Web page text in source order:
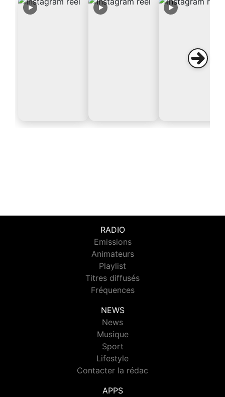
RADIO
Emissions
Animateurs
Playlist
Titres diffusés
Fréquences
NEWS
News
Musique
Sport
Lifestyle
Contacter la rédac
APPS